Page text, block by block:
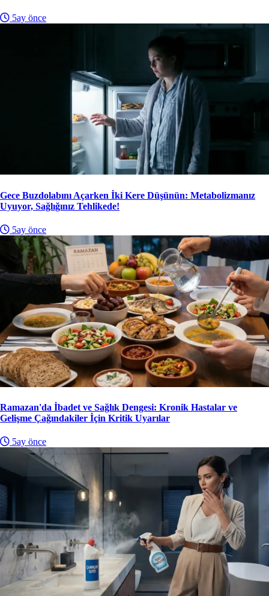
5ay önce
Gece Buzdolabını Açarken İki Kere Düşünün: Metabolizmanız
Uyuyor, Sağlığınız Tehlikede!
5ay önce
Ramazan'da İbadet ve Sağlık Dengesi: Kronik Hastalar ve
Gelişme Çağındakiler İçin Kritik Uyarılar
5ay önce